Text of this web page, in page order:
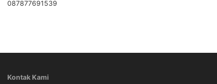
087877691539
Kontak Kami